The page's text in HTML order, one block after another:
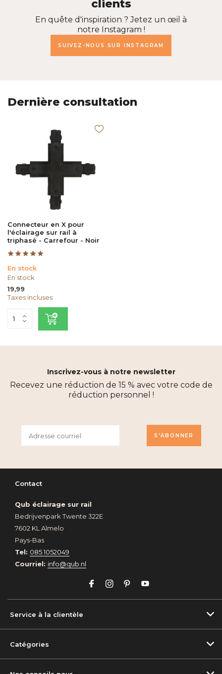
clients
En quête d'inspiration ? Jetez un œil à
notre Instagram !
SUIVEZ-NOUS SUR INSTAGRAM
Dernière consultation
Connecteur en X pour
l'éclairage sur rail à
triphasé - Carrefour - Noir
En stock
En stock
19,99
Taxes incluses
Inscrivez-vous à notre newsletter
Recevez une réduction de 15 % avec votre code de
réduction personnel !
S'ABONNER
Contact
Qub éclairage sur rail
Bedrijvenpark Twente 322E
7602 KL Almelo
Pays-Bas
Tel: 085 1052049
Courriel: info@qub.nl
Service à la clientèle
Catégories